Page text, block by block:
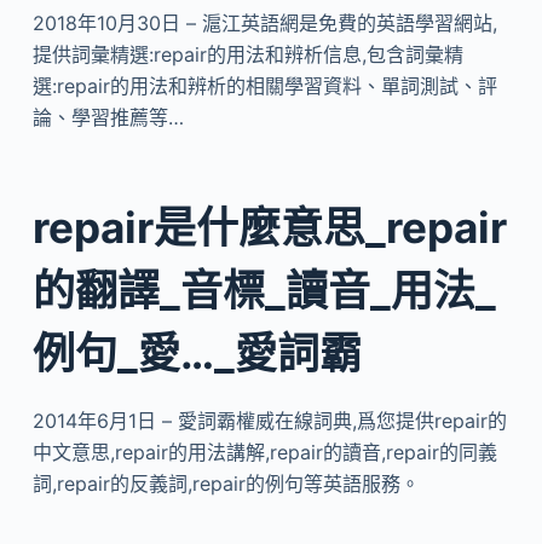
2018年10月30日 – 滬江英語網是免費的英語學習網站,
提供詞彙精選:repair的用法和辨析信息,包含詞彙精
選:repair的用法和辨析的相關學習資料、單詞測試、評
論、學習推薦等…
repair是什麼意思_repair
的翻譯_音標_讀音_用法_
例句_愛…_愛詞霸
2014年6月1日 – 愛詞霸權威在線詞典,爲您提供repair的
中文意思,repair的用法講解,repair的讀音,repair的同義
詞,repair的反義詞,repair的例句等英語服務。